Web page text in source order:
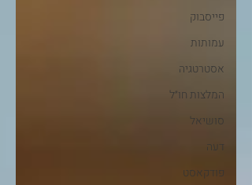
פייסבוק
עמותות
אסטרטגיה
המלצות חו״ל
סושיאל
דעה
פודקאסט